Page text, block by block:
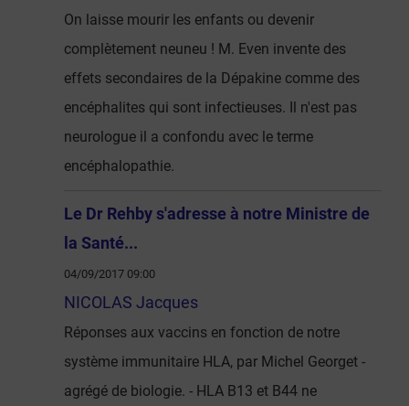
On laisse mourir les enfants ou devenir
complètement neuneu ! M. Even invente des
effets secondaires de la Dépakine comme des
encéphalites qui sont infectieuses. Il n'est pas
neurologue il a confondu avec le terme
encéphalopathie.
Le Dr Rehby s'adresse à notre Ministre de
la Santé...
04/09/2017 09:00
NICOLAS Jacques
Réponses aux vaccins en fonction de notre
système immunitaire HLA, par Michel Georget -
agrégé de biologie. - HLA B13 et B44 ne